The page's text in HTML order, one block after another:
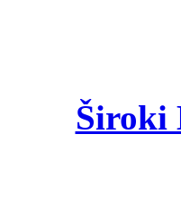
Široki